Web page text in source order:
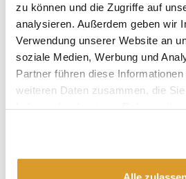
zu können und die Zugriffe auf
analysieren. Außerdem geben wir
Verwendung unserer Website an
soziale Medien, Werbung und
Partner führen diese
weiteren Daten zusammen, die